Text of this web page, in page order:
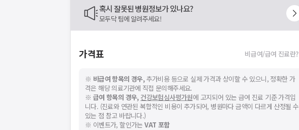
혹시 잘못된 병원정보가 있나요?
모두닥 팀에 알려주세요!
가격표 비급여/급여 진료란?
※ 비급여 항목의 경우,추가비용 등으로 실제 가격과 상이할 수 있으니, 정확한 가
격은 해당 의료기관에 직접 문의해주세요.
※ 급여 항목의 경우, 건강보험심사평가원에 고지되어 있는 급여 진료 기준 가격입
니다. (진료와 연관된 복합적인 비용이 추가되어, 병원마다 금액이 다르게 산정될 수
있는 점 참고 바랍니다.)
※ 이벤트가, 할인가는VAT 포함